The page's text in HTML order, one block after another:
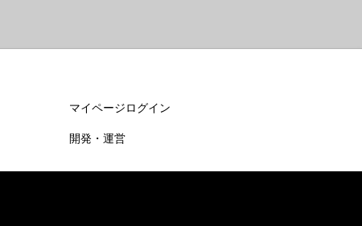
マイページログイン
開発・運営